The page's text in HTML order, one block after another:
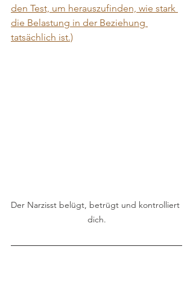
den Test, um herauszufinden, wie stark
die Belastung in der Beziehung
tatsächlich ist.)
Der Narzisst belügt, betrügt und kontrolliert
dich.